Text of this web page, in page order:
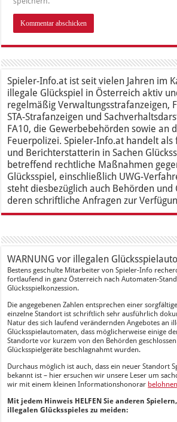
Spieler-Info.at ist seit vielen Jahren im
illegale Glückspiel in Österreich aktiv
regelmäßig Verwaltungsstrafanzeigen,
STA-Strafanzeigen und
FA10, die Gewerbebehörden sowie an
Feuerpolizei. Spieler-Info.at handelt
und Berichterstatterin in Sachen
betreffend rechtliche Maßnahmen
Glücksspiel, einschließlich UWG-
steht diesbezüglich auch Behörden
deren schriftliche Anfragen zur
WARNUNG vor illegalen
Bestens geschulte Mitarbeiter von Spieler-Info
fortlaufend in ganz Österreich nach Automaten-
Glücksspielkonzession.
Die angegebenen Zahlen entsprechen einer
einzelne Standort ist schriftlich sehr ausführlich
Natur des sich laufend verändernden Angebotes an
Glücksspielautomaten, dass möglicherweise einige
Standorte vor kurzem von den Behörden
Glücksspielgeräte beschlagnahmt wurden.
Durchaus möglich ist auch, dass ein neuer Standort
bekannt ist – hier ersuchen wir unsere Leser um
wir mit einem kleinen Informationshonorar belohnen
Mit jedem Hinweis HELFEN Sie anderen
illegalen Glücksspieles zu meiden: